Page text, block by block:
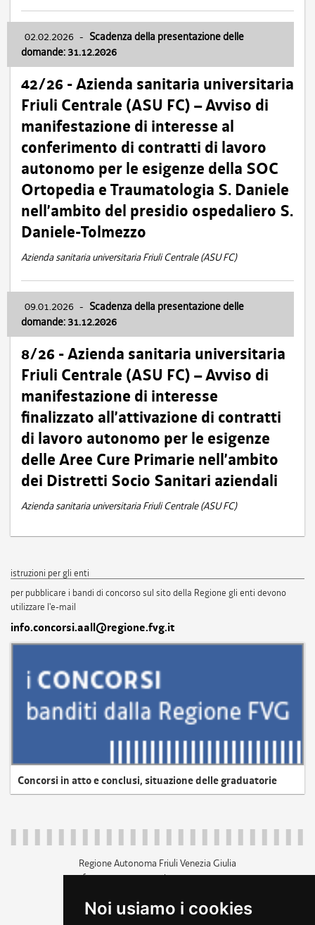
Noi usiamo i cookies
02.02.2026 - Scadenza della presentazione delle
domande: 31.12.2026
42/26 - Azienda sanitaria universitaria
Friuli Centrale (ASU FC) – Avviso di
manifestazione di interesse al
conferimento di contratti di lavoro
autonomo per le esigenze della SOC
Ortopedia e Traumatologia S. Daniele
nell’ambito del presidio ospedaliero S.
Daniele-Tolmezzo
Azienda sanitaria universitaria Friuli Centrale (ASU FC)
09.01.2026 - Scadenza della presentazione delle
domande: 31.12.2026
8/26 - Azienda sanitaria universitaria
Friuli Centrale (ASU FC) – Avviso di
manifestazione di interesse
finalizzato all’attivazione di contratti
di lavoro autonomo per le esigenze
delle Aree Cure Primarie nell’ambito
dei Distretti Socio Sanitari aziendali
Azienda sanitaria universitaria Friuli Centrale (ASU FC)
istruzioni per gli enti
per pubblicare i bandi di concorso sul sito della Regione gli enti devono
utilizzare l'e-mail
info.concorsi.aall@regione.fvg.it
Concorsi in atto e conclusi, situazione delle graduatorie
Regione Autonoma Friuli Venezia Giulia
c.f. 80014930327; p.iva 00526040324
+39 040 3771111